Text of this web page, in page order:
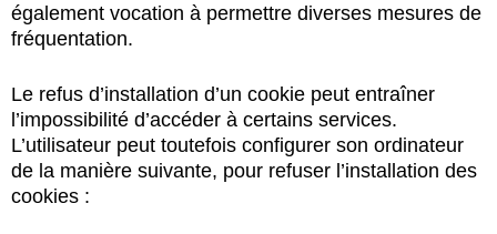
également vocation à permettre diverses mesures de
fréquentation.
Le refus d’installation d’un cookie peut entraîner
l’impossibilité d’accéder à certains services.
L’utilisateur peut toutefois configurer son ordinateur
de la manière suivante, pour refuser l’installation des
cookies :